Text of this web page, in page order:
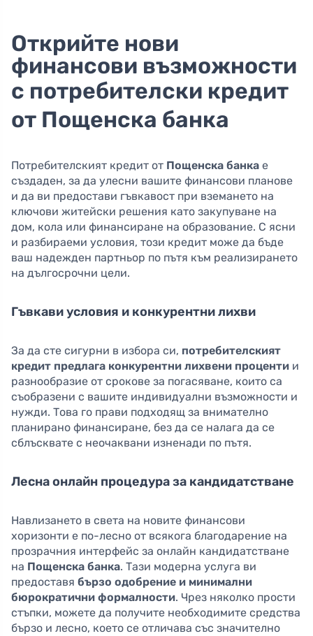
Открийте нови
финансови възможности
с потребителски кредит
от Пощенска банка
Потребителският кредит от Пощенска банка е
създаден, за да улесни вашите финансови планове
и да ви предостави гъвкавост при вземането на
ключови житейски решения като закупуване на
дом, кола или финансиране на образование. С ясни
и разбираеми условия, този кредит може да бъде
ваш надежден партньор по пътя към реализирането
на дългосрочни цели.
Гъвкави условия и конкурентни лихви
За да сте сигурни в избора си, потребителският
кредит предлага конкурентни лихвени проценти и
разнообразие от срокове за погасяване, които са
съобразени с вашите индивидуални възможности и
нужди. Това го прави подходящ за внимателно
планирано финансиране, без да се налага да се
сблъсквате с неочаквани изненади по пътя.
Лесна онлайн процедура за кандидатстване
Навлизането в света на новите финансови
хоризонти е по-лесно от всякога благодарение на
прозрачния интерфейс за онлайн кандидатстване
на Пощенска банка. Тази модерна услуга ви
предоставя бързо одобрение и минимални
бюрократични формалности. Чрез няколко прости
стъпки, можете да получите необходимите средства
бързо и лесно, което се отличава със значително